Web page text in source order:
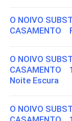
O NOIVO
CASAMENTO
O NOIVO
CASAMENTO
Noite Escura
O NOIVO